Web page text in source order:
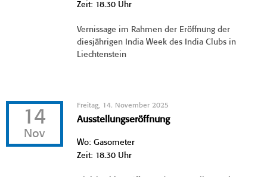
Zeit: 18.30 Uhr
Vernissage im Rahmen der Eröffnung der
diesjährigen India Week des India Clubs in
Liechtenstein
14
Nov
Freitag, 14. November 2025
Ausstellungseröffnung
Wo: Gasometer
Zeit: 18.30 Uhr